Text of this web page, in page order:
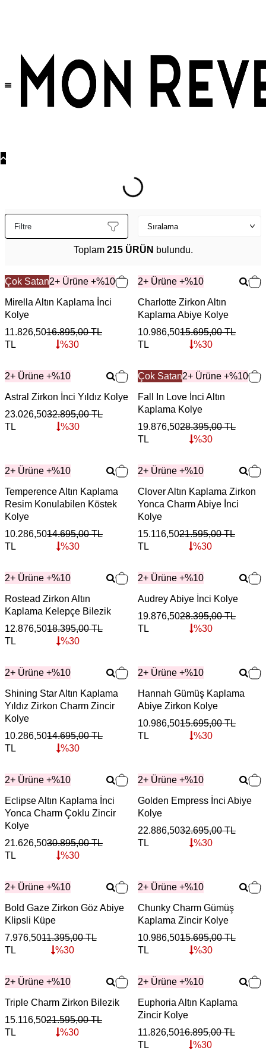
Filtre
Toplam 215 ÜRÜN bulundu.
Çok Satan2+ Ürüne +%10
Mirella Altın Kaplama İnci
Kolye
11.826,50
TL
16.895,00TL
%30
2+ Ürüne +%10
Charlotte Zirkon Altın
Kaplama Abiye Kolye
10.986,50
TL
15.695,00TL
%30
2+ Ürüne +%10
Astral Zirkon İnci Yıldız Kolye
23.026,50
TL
32.895,00TL
%30
Çok Satan2+ Ürüne +%10
Fall In Love İnci Altın
Kaplama Kolye
19.876,50
TL
28.395,00TL
%30
2+ Ürüne +%10
Temperence Altın Kaplama
Resim Konulabilen Köstek
Kolye
10.286,50
TL
14.695,00TL
%30
2+ Ürüne +%10
Clover Altın Kaplama Zirkon
Yonca Charm Abiye İnci
Kolye
15.116,50
TL
21.595,00TL
%30
2+ Ürüne +%10
Rostead Zirkon Altın
Kaplama Kelepçe Bilezik
12.876,50
TL
18.395,00TL
%30
2+ Ürüne +%10
Audrey Abiye İnci Kolye
19.876,50
TL
28.395,00TL
%30
2+ Ürüne +%10
Shining Star Altın Kaplama
Yıldız Zirkon Charm Zincir
Kolye
10.286,50
TL
14.695,00TL
%30
2+ Ürüne +%10
Hannah Gümüş Kaplama
Abiye Zirkon Kolye
10.986,50
TL
15.695,00TL
%30
2+ Ürüne +%10
Eclipse Altın Kaplama İnci
Yonca Charm Çoklu Zincir
Kolye
21.626,50
TL
30.895,00TL
%30
2+ Ürüne +%10
Golden Empress İnci Abiye
Kolye
22.886,50
TL
32.695,00TL
%30
2+ Ürüne +%10
Bold Gaze Zirkon Göz Abiye
Klipsli Küpe
7.976,50
TL
11.395,00TL
%30
2+ Ürüne +%10
Chunky Charm Gümüş
Kaplama Zincir Kolye
10.986,50
TL
15.695,00TL
%30
2+ Ürüne +%10
Triple Charm Zirkon Bilezik
15.116,50
TL
21.595,00TL
%30
2+ Ürüne +%10
Euphoria Altın Kaplama
Zincir Kolye
11.826,50
TL
16.895,00TL
%30